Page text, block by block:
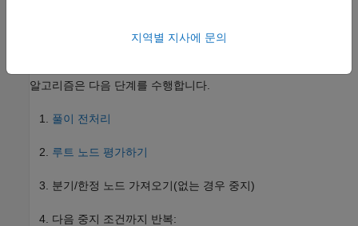
알고리즘은 다음 단계를 수행합니다.
풀이 전처리
루트 노드 평가하기
분기/한정 노드 가져오기(없는 경우 중지)
다음 중지 조건까지 반복:
지역별 지사에 문의